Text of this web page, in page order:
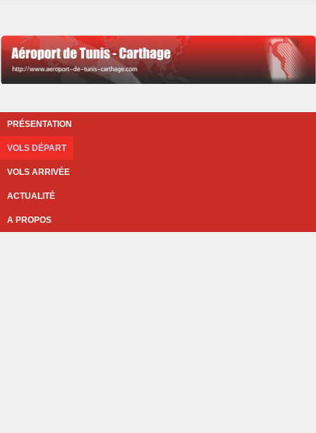
PRÉSENTATION
VOLS DÉPART
VOLS ARRIVÉE
ACTUALITÉ
A PROPOS